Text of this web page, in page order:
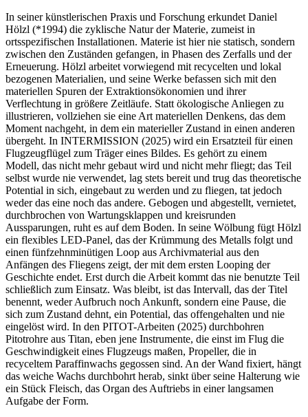
In seiner künstlerischen Praxis und Forschung erkundet Daniel
Hölzl (*1994) die zyklische Natur der Materie, zumeist in
ortsspezifischen Installationen. Materie ist hier nie statisch, sondern
zwischen den Zuständen gefangen, in Phasen des Zerfalls und der
Erneuerung. Hölzl arbeitet vorwiegend mit recycelten und lokal
bezogenen Materialien, und seine Werke befassen sich mit den
materiellen Spuren der Extraktionsökonomien und ihrer
Verflechtung in größere Zeitläufe. Statt ökologische Anliegen zu
illustrieren, vollziehen sie eine Art materiellen Denkens, das dem
Moment nachgeht, in dem ein materieller Zustand in einen anderen
übergeht. In INTERMISSION (2025) wird ein Ersatzteil für einen
Flugzeugflügel zum Träger eines Bildes. Es gehört zu einem
Modell, das nicht mehr gebaut wird und nicht mehr fliegt; das Teil
selbst wurde nie verwendet, lag stets bereit und trug das theoretische
Potential in sich, eingebaut zu werden und zu fliegen, tat jedoch
weder das eine noch das andere. Gebogen und abgestellt, vernietet,
durchbrochen von Wartungsklappen und kreisrunden
Aussparungen, ruht es auf dem Boden. In seine Wölbung fügt Hölzl
ein flexibles LED-Panel, das der Krümmung des Metalls folgt und
einen fünfzehnminütigen Loop aus Archivmaterial aus den
Anfängen des Fliegens zeigt, der mit dem ersten Looping der
Geschichte endet. Erst durch die Arbeit kommt das nie benutzte Teil
schließlich zum Einsatz. Was bleibt, ist das Intervall, das der Titel
benennt, weder Aufbruch noch Ankunft, sondern eine Pause, die
sich zum Zustand dehnt, ein Potential, das offengehalten und nie
eingelöst wird. In den PITOT-Arbeiten (2025) durchbohren
Pitotrohre aus Titan, eben jene Instrumente, die einst im Flug die
Geschwindigkeit eines Flugzeugs maßen, Propeller, die in
recyceltem Paraffinwachs gegossen sind. An der Wand fixiert, hängt
das weiche Wachs durchbohrt herab, sinkt über seine Halterung wie
ein Stück Fleisch, das Organ des Auftriebs in einer langsamen
Aufgabe der Form.